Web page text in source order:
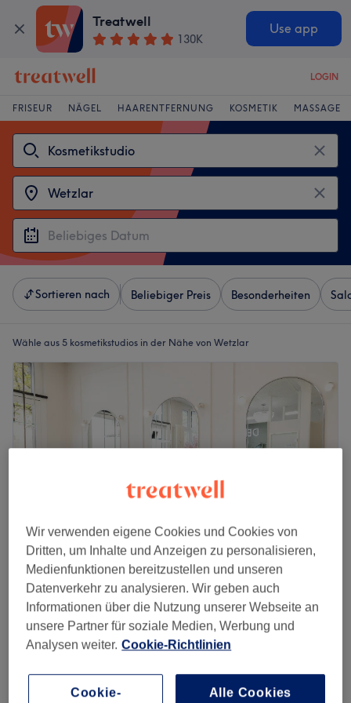
Treatwell
130K
Use app
LOGIN
FRISEUR NÄGEL HAARENTFERNUNG KOSMETIK MASSAGE
Sortieren nach Beliebiger Preis Besonderheiten
Wähle aus 5 kosmetikstudios in der Nähe von Wetzlar
Defleur Salon
4,9
271 Bewertungen
Wetzlar
Auf Karte anzeigen
Nebenzeiten
Spare bis zu 30%
Wir verwenden eigene Cookies und Cookies von
Dritten, um Inhalte und Anzeigen zu personalisieren,
Medienfunktionen bereitzustellen und unseren
Datenverkehr zu analysieren. Wir geben auch
Informationen über die Nutzung unserer Webseite an
unsere Partner für soziale Medien, Werbung und
Analysen weiter. Cookie-Richtlinien
Cookie-
Alle Cookies